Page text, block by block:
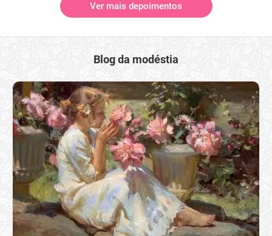
Ver mais depoimentos
Blog da modéstia